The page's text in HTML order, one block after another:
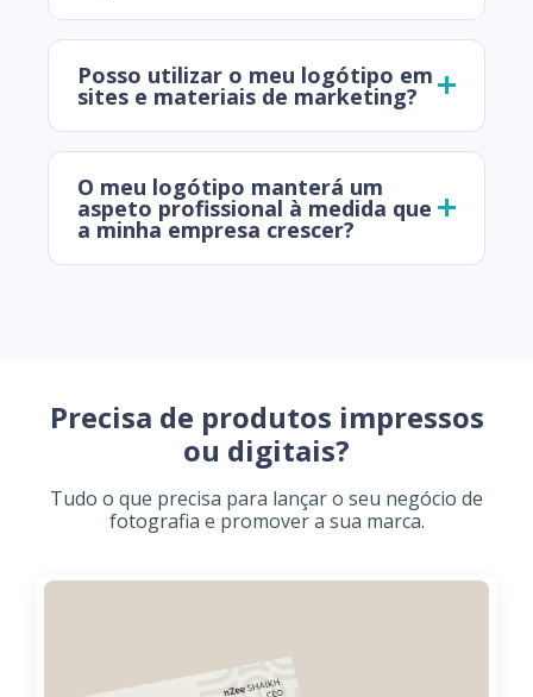
Posso utilizar o meu logótipo em
sites e materiais de marketing?
O meu logótipo manterá um
aspeto profissional à medida que
a minha empresa crescer?
Precisa de produtos impressos
ou digitais?
Tudo o que precisa para lançar o seu negócio de
fotografia e promover a sua marca.